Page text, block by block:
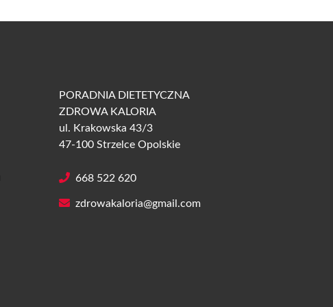
PORADNIA DIETETYCZNA
ZDROWA KALORIA
ul. Krakowska 43/3
47-100 Strzelce Opolskie
668 522 620
zdrowakaloria@gmail.com